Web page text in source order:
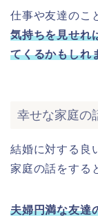
仕事や友達のこ
気持ちを見せれ
てくるかもしれ
幸せな家庭の
結婚に対する良
家庭の話をする
夫婦円満な友達